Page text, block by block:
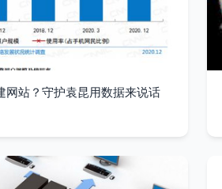
网站？守护袁昆用数据来说话